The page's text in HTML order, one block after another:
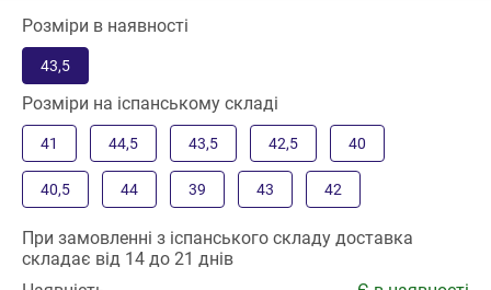
Розміри в наявності
43,5
Розміри на іспанському складі
41 44,5 43,5 42,5 40
40,5 44 39 43 42
При замовленні з іспанського складу доставка
складає від 14 до 21 днів